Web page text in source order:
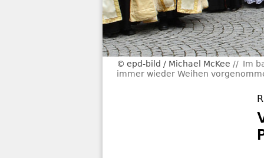
epd-bild / Michael McKee
Im
immer wieder Weihen